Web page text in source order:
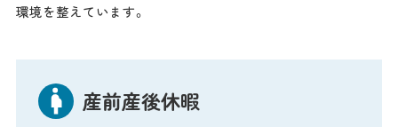
環境を整えています。
産前産後休暇